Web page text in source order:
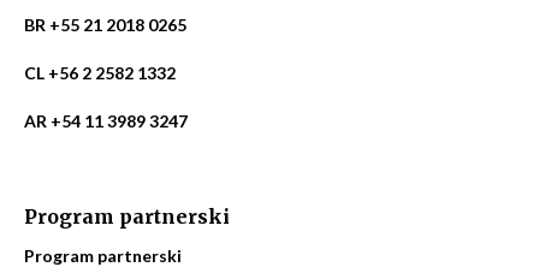
BR +55 21 2018 0265
CL +56 2 2582 1332
AR +54 11 3989 3247
Program partnerski
Program partnerski